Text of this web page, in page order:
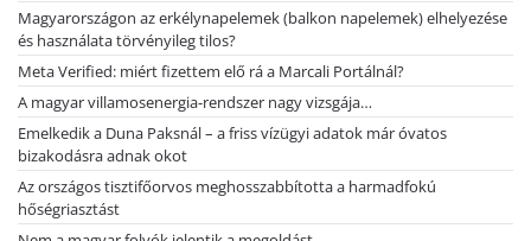
Magyarországon az erkélynapelemek (balkon napelemek) elhelyezése
és használata törvényileg tilos?
Meta Verified: miért fizettem elő rá a Marcali Portálnál?
A magyar villamosenergia-rendszer nagy vizsgája…
Emelkedik a Duna Paksnál – a friss vízügyi adatok már óvatos
bizakodásra adnak okot
Az országos tisztifőorvos meghosszabbította a harmadfokú
hőségriasztást